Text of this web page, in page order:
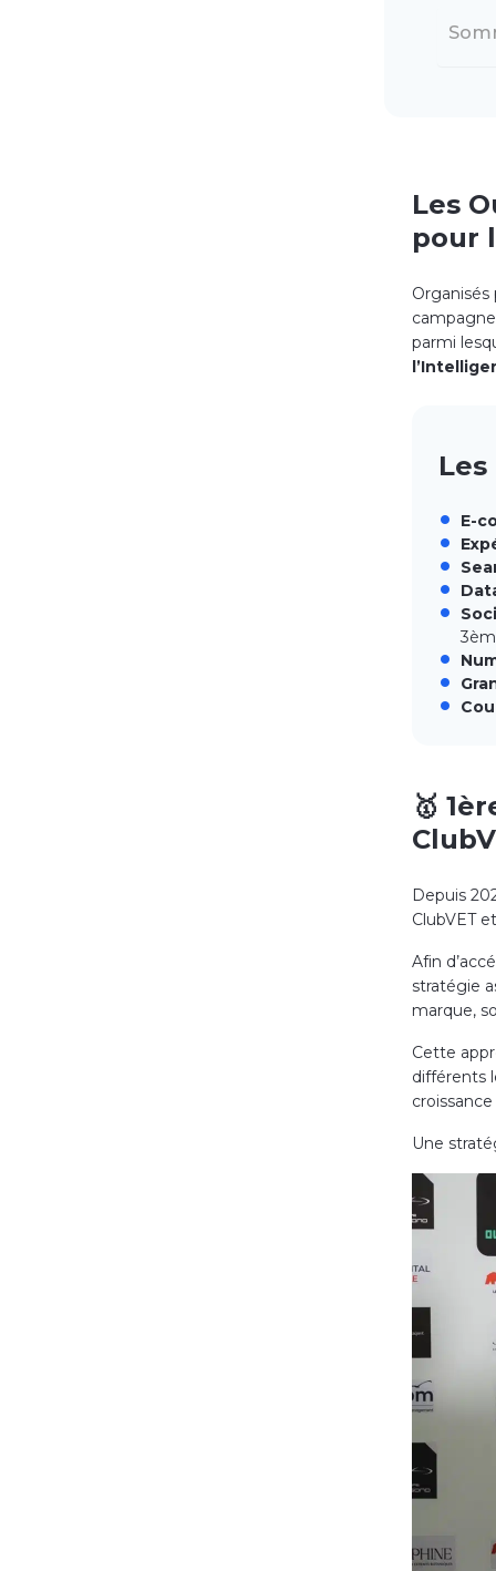
Les
pour
parmi
E-
3
🥇
Depuis
ClubVET
Afin
stratégie
marque,
Cette
différents
Une